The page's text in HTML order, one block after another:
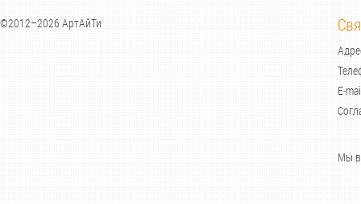
©2012–2026 АртАйТи
E-
Мы в